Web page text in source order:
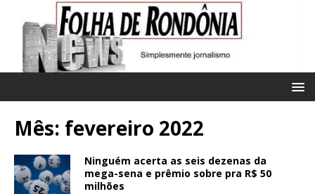
Mês: fevereiro 2022
Ninguém acerta as seis dezenas da
mega-sena e prêmio sobre pra R$ 50
milhões